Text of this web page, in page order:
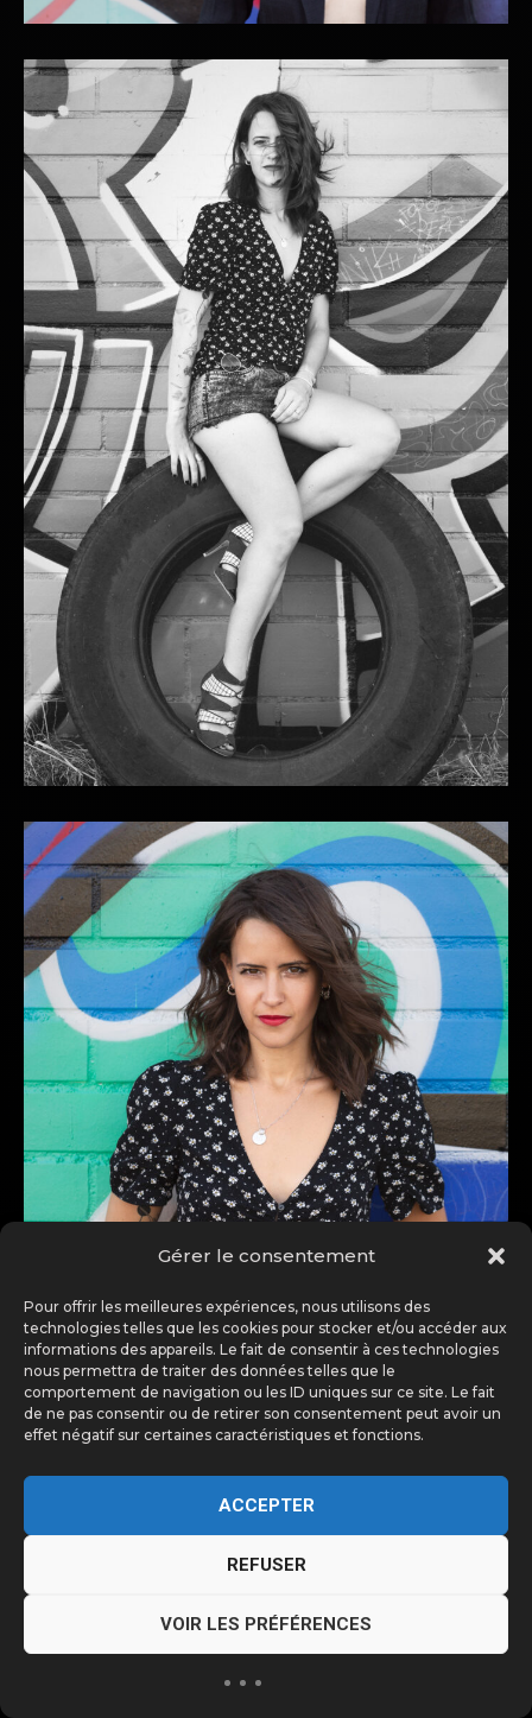
Gérer le consentement
Pour offrir les meilleures expériences, nous utilisons des
technologies telles que les cookies pour stocker et/ou accéder aux
informations des appareils. Le fait de consentir à ces technologies
nous permettra de traiter des données telles que le
comportement de navigation ou les ID uniques sur ce site. Le fait
de ne pas consentir ou de retirer son consentement peut avoir un
effet négatif sur certaines caractéristiques et fonctions.
ACCEPTER
REFUSER
VOIR LES PRÉFÉRENCES